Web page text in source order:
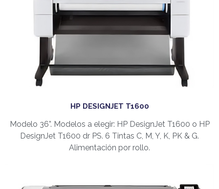
HP DESIGNJET T1600
Modelo 36”. Modelos a elegir: HP DesignJet T1600 o HP
DesignJet T1600 dr PS. 6 Tintas C, M, Y, K, PK & G.
Alimentación por rollo.